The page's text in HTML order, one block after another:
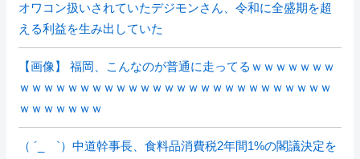
オワコン扱いされていたデジモンさん、令和に全盛期を超
える利益を生み出していた
【画像】 福岡、こんなのが普通に走ってるｗｗｗｗｗｗｗ
ｗｗｗｗｗｗｗｗｗｗｗｗｗｗｗｗｗｗｗｗｗｗｗｗｗｗ
ｗｗｗｗｗｗｗ
（ ´_ゝ`）中道幹事長、食料品消費税2年間1%の閣議決定を